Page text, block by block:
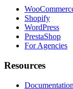
Shopify
WordPress
PrestaShop
For Agencies
Resources
Documentation